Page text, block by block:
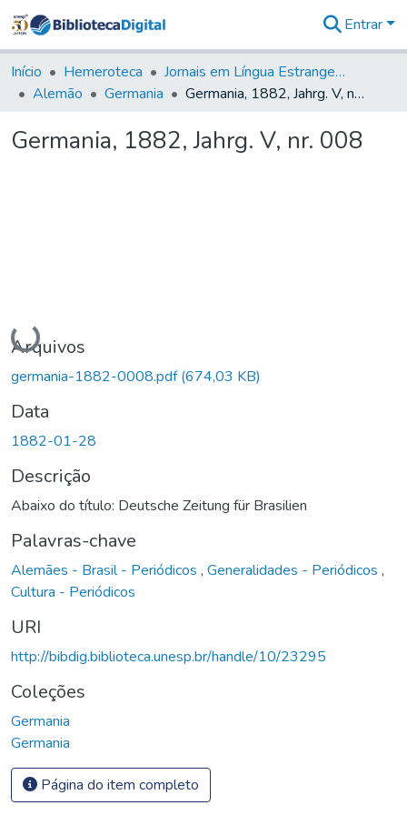
&
Coleções
Tudo na
Digital
Entrar
Início Hemeroteca
Jornais em Língua Estrangeira
Alemão
Germania Germania, 1882, Jahrg. V, nr. 008
Germania, 1882, Jahrg. V, nr. 008
Carregando...
Arquivos
germania-1882-0008.pdf(674,03 KB)
Data
1882-01-28
Descrição
Abaixo do título: Deutsche Zeitung für Brasilien
Palavras-chave
Alemães - Brasil - Periódicos , Generalidades - Periódicos ,
Cultura - Periódicos
URI
http://bibdig.biblioteca.unesp.br/handle/10/23295
Coleções
Germania
Germania
Página do item completo